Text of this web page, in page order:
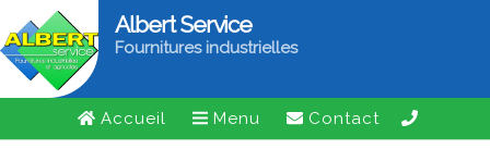
Albert Service
Fournitures industrielles
Accueil Menu Contact